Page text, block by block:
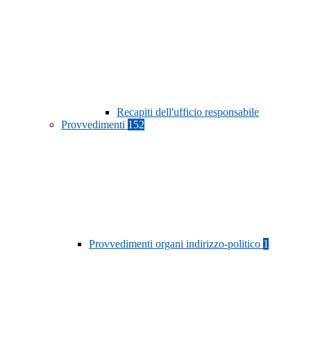
Recapiti dell'ufficio responsabile
Provvedimenti 152
Provvedimenti organi indirizzo-politico 1